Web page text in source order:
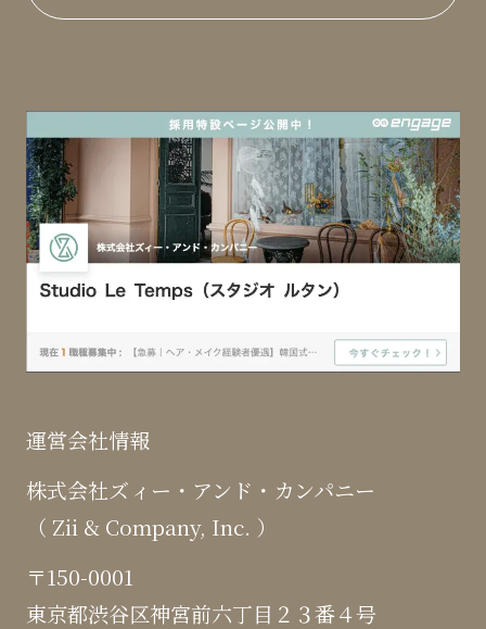
運営会社情報
株式会社ズィー・アンド・カンパニー
（ Zii & Company, Inc. ）
〒150-0001
東京都渋谷区神宮前六丁目２３番４号